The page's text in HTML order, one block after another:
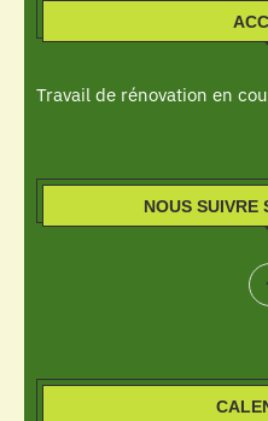
Travail de rénovation en
NOUS SUIVRE